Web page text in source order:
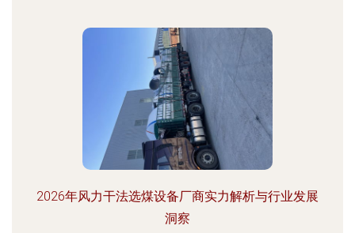
2026年风力干法选煤设备厂商实力解析与行业发展
洞察